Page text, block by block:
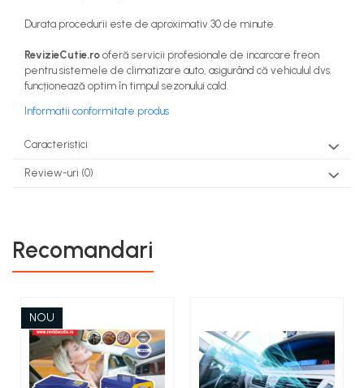
Durata procedurii este de aproximativ 30 de minute.
RevizieCutie.ro oferă servicii profesionale de incarcare freon
pentru sistemele de climatizare auto, asigurând că vehiculul dvs.
funcționează optim în timpul sezonului cald.
Informatii conformitate produs
Caracteristici
Review-uri (0)
Recomandari
NOU